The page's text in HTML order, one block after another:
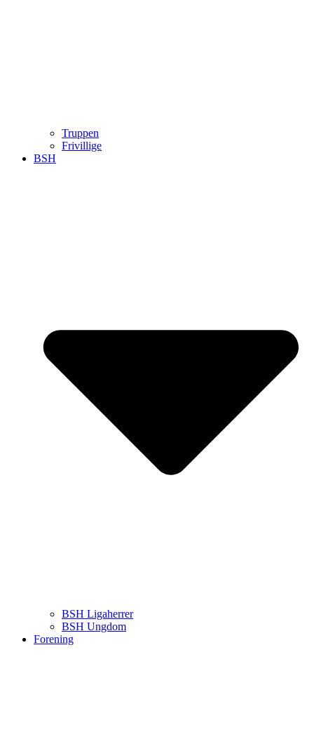
Truppen
Frivillige
BSH
BSH Ligaherrer
BSH Ungdom
Forening